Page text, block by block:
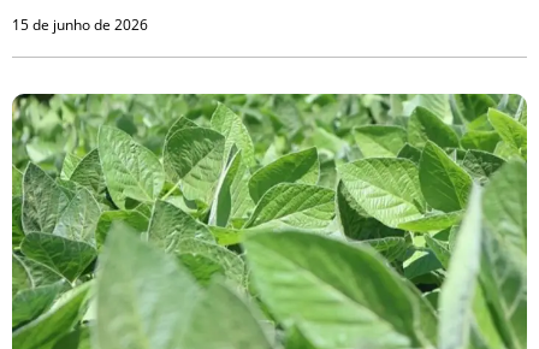
15 de junho de 2026